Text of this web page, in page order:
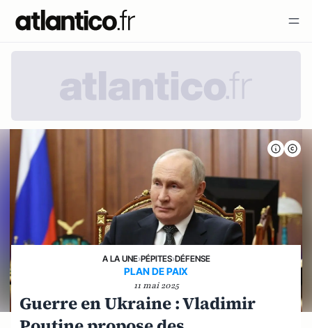
A LA UNE›PÉPITES›DÉFENSE
PLAN DE PAIX
11 mai 2025
Guerre en Ukraine : Vladimir